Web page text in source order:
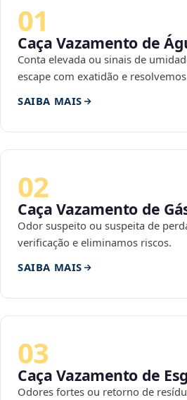
01
Caça Vazamento de
Conta elevada ou sinais de
escape com exatidão e
SAIBA MAIS
02
Caça Vazamento de
Odor suspeito ou suspeita de
verificação e eliminamos riscos.
SAIBA MAIS
03
Caça Vazamento de
Odores fortes ou retorno de